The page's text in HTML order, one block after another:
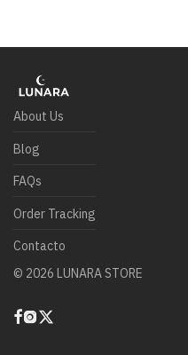
About Us
Blog
FAQs
Order Tracking
Contacto
© 2026 LUNARA STORE